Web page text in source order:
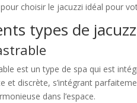
choisir le jacuzzi idéal pour
types de
est un type de spa qui est
et discrète, s’intégrant
dans l’espace.